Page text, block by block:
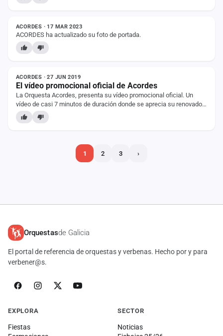
ACORDES · 17 MAR 2023
ACORDES ha actualizado su foto de portada.
ACORDES · 27 JUN 2019
El vídeo promocional oficial de Acordes
La Orquesta Acordes, presenta su vídeo promocional oficial. Un
vídeo de casi 7 minutos de duración donde se aprecia su renovado
espectáculo para esta temporada…
1 2 3 ›
Orquestasde Galicia
El portal de referencia de orquestas y verbenas. Hecho por y para
verbener@s.
EXPLORA
Fiestas
SECTOR
Noticias